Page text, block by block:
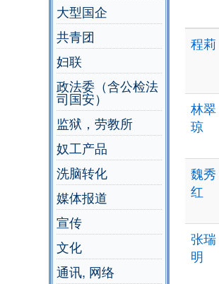
大型国企
共青团
妇联
政法委（含公检法
司国安）
监狱，劳教所
奴工产品
洗脑转化
媒体报道
宣传
文化
通讯, 网络
程莉
林翠
琼
魏秀
红
张瑞
明